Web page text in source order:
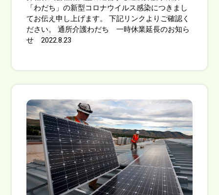
「わだち」の新型コロナウイルス感染につきまし
てお伝え申し上げます。 下記リンクよりご確認く
ださい。 通所介護わだち 一時休業延長のお知ら
せ 2022.8.23